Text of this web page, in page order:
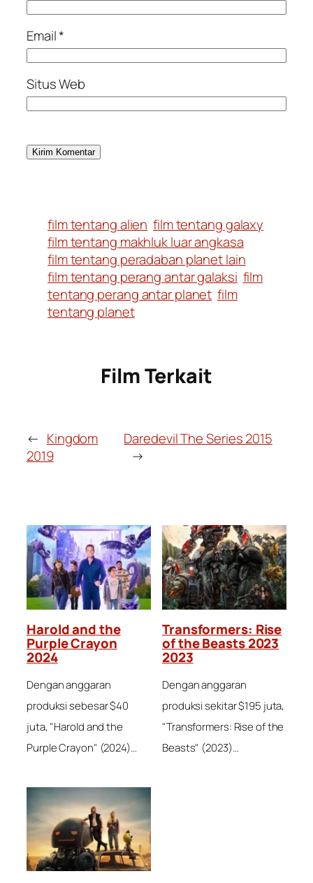
Email*
Situs Web
film tentang alien film tentang galaxy
film tentang makhluk luar angkasa
film tentang peradaban planet lain
film tentang perang antar galaksi film
tentang perang antar planet film
tentang planet
Film Terkait
← Kingdom
2019
Daredevil The Series 2015
→
Harold and the
Purple Crayon
2024
Dengan anggaran
produksi sebesar $40
juta, "Harold and the
Purple Crayon" (2024)…
Transformers: Rise
of the Beasts 2023
2023
Dengan anggaran
produksi sekitar $195 juta,
"Transformers: Rise of the
Beasts" (2023)…